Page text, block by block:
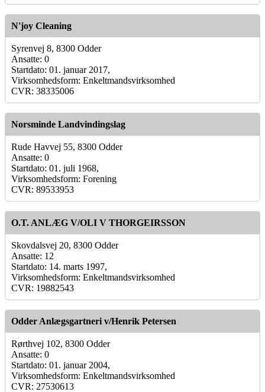
N'joy Cleaning
Syrenvej 8, 8300 Odder
Ansatte: 0
Startdato: 01. januar 2017,
Virksomhedsform: Enkeltmandsvirksomhed
CVR: 38335006
Norsminde Landvindingslag
Rude Havvej 55, 8300 Odder
Ansatte: 0
Startdato: 01. juli 1968,
Virksomhedsform: Forening
CVR: 89533953
O.T. ANLÆG V/OLI V THORGEIRSSON
Skovdalsvej 20, 8300 Odder
Ansatte: 12
Startdato: 14. marts 1997,
Virksomhedsform: Enkeltmandsvirksomhed
CVR: 19882543
Odder Anlægsgartneri v/Henrik Petersen
Rørthvej 102, 8300 Odder
Ansatte: 0
Startdato: 01. januar 2004,
Virksomhedsform: Enkeltmandsvirksomhed
CVR: 27530613